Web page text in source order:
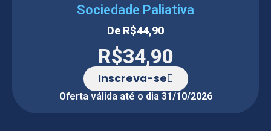
Sociedade Paliativa
De R$44,90
R$34,90
Inscreva-se
Oferta válida até o dia 31/10/2026